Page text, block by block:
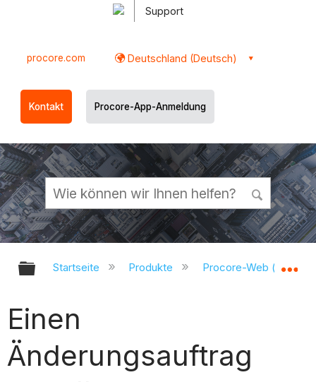
Support
procore.com Deutschland (Deutsch)
Kontakt Procore-App-Anmeldung
Globale Hierarchie auf- und
Startseite Produkte Procore-Web
Einen
Änderungsauftrag